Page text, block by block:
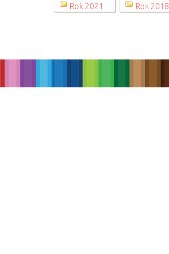
Rok 2021 Rok 2018